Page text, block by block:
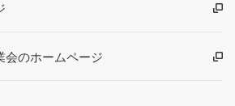
会のホームページ